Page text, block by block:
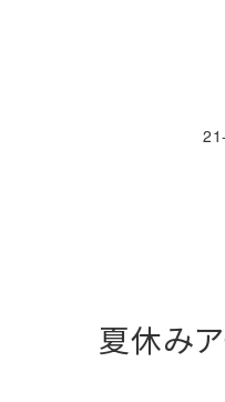
夏休み